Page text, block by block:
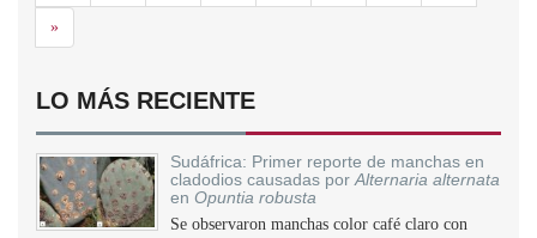
»Siguiente
LO MÁS RECIENTE
Sudáfrica: Primer reporte de manchas en
cladodios causadas por Alternaria alternata
en Opuntia robusta
Se observaron manchas color café claro con